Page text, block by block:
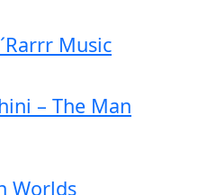
Music
– The Man
Worlds